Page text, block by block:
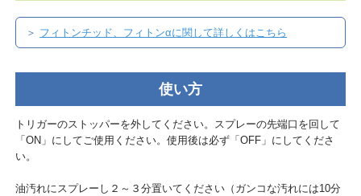
＞ フィトンチッド、フィトンαに関して詳しくはこちら
使い方
トリガーのストッパーを外してください。スプレーの先端口を回して
「ON」にしてご使用ください。使用後は必ず「OFF」にしてくださ
い。
油汚れにスプレーし２～３分置いてください（ガンコな汚れには10分